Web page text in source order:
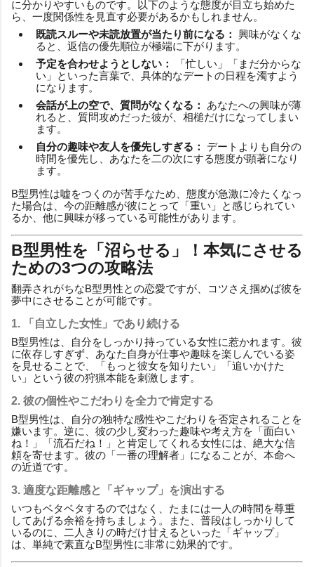
に分かりやすいものです。以下のような態度が目立ち始めた
ら、一度関係性を見直す必要があるかもしれません。
既読スルーや未読放置が当たり前になる： 興味がなくな
ると、返信の優先順位が極端に下がります。
予定を合わせようとしない：
「忙しい」「まだ分からな
い」といった言葉で、具体的なデートの日程を濁すよう
になります。
会話が上の空で、質問がなくなる：
あなたへの興味が薄
れると、質問攻めだった彼が、相槌だけになってしまい
ます。
自分の趣味や友人を優先しすぎる：
デートよりも自分の
時間を優先し、あなたを二の次にする態度が顕著になり
ます。
B型男性は嘘をつくのが苦手なため、態度が急激に冷たくなっ
た場合は、今の距離感が彼にとって「重い」と感じられてい
るか、他に興味が移っている可能性があります。
B型男性を「沼らせる」！本気にさせる
ための3つの攻略法
翻弄されがちなB型男性との恋愛ですが、コツさえ掴めば彼を
夢中にさせることが可能です。
1. 「自立した女性」であり続ける
B型男性は、自分をしっかり持っている女性に惹かれます。彼
に依存しすぎず、あなた自身が仕事や趣味を楽しんでいる姿
を見せることで、「もっと彼女を知りたい」「追いかけた
い」という彼の狩猟本能を刺激します。
2. 彼の個性やこだわりを全力で肯定する
B型男性は、自分の独特な感性やこだわりを否定されることを
嫌います。逆に、彼の少し変わった趣味や考え方を「面白い
ね！」「流石だね！」と肯定してくれる女性には、絶大な信
頼を寄せます。彼の「一番の理解者」になることが、本命へ
の近道です。
3. 適度な距離感と「ギャップ」を演出する
いつもベタベタするのではなく、たまには一人の時間を尊重
してあげる余裕を持ちましょう。また、普段はしっかりして
いるのに、二人きりの時だけ甘えるといった「ギャップ」
は、単純で素直なB型男性に非常に効果的です。